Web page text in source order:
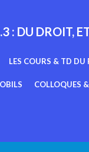
: DU DROIT,
LES COURS & TD DU
COLLOQUES